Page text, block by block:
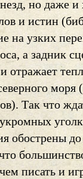
но даже
и истин
на узких
а задник
отражает
Так что
обострены
писать и